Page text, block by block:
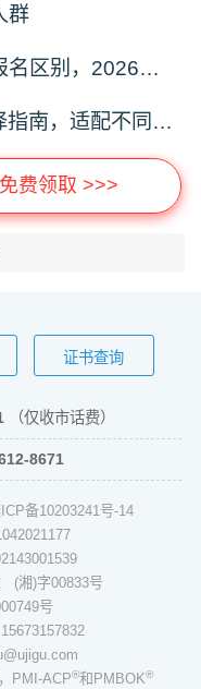
群
华为认证线上vs线下考试报名区别，2026报考模式选择攻略
华为认证热门方向报名选择指南，适配不同职业发展路径
费领取 >>>
证书查询
（仅收市话费）
8671
备10203241号-14
(湘)字00833号
号
PMI-ACP®和PMBOK®